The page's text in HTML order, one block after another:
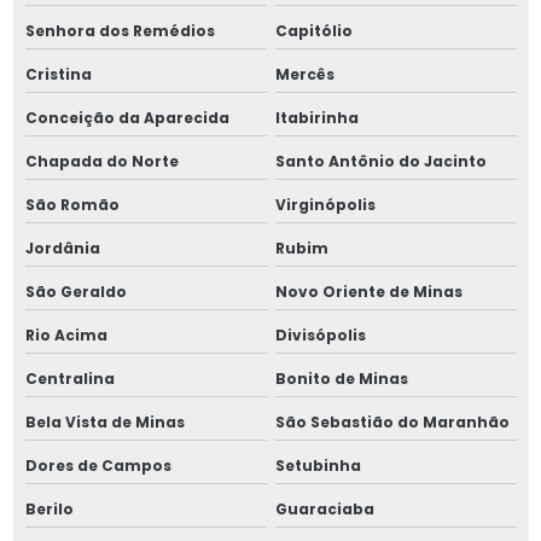
Senhora dos Remédios Capitólio
Cristina Mercês
Conceição da Aparecida Itabirinha
Chapada do Norte Santo Antônio do Jacinto
São Romão Virginópolis
Jordânia Rubim
São Geraldo Novo Oriente de Minas
Rio Acima Divisópolis
Centralina Bonito de Minas
Bela Vista de Minas São Sebastião do Maranhão
Dores de Campos Setubinha
Berilo Guaraciaba